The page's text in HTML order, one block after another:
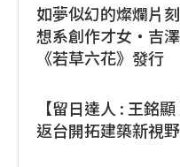
如夢似幻的燦爛片
想系創作才女・吉
《若草六花》發行
【留日達人 : 王銘
返台開拓建築新視野